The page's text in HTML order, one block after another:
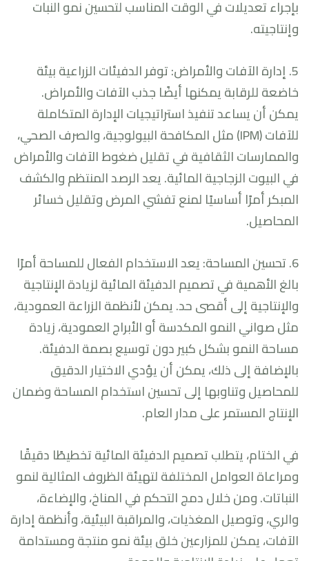
بإجراء تعديلات في الوقت المناسب لتحسين نمو النبات
وإنتاجيته.
5. إدارة الآفات والأمراض: توفر الدفيئات الزراعية بيئة
خاضعة للرقابة يمكنها أيضًا جذب الآفات والأمراض.
يمكن أن يساعد تنفيذ استراتيجيات الإدارة المتكاملة
للآفات (IPM) مثل المكافحة البيولوجية، والصرف الصحي،
والممارسات الثقافية في تقليل ضغوط الآفات والأمراض
في البيوت الزجاجية المائية. يعد الرصد المنتظم والكشف
المبكر أمرًا أساسيًا لمنع تفشي المرض وتقليل خسائر
المحاصيل.
6. تحسين المساحة: يعد الاستخدام الفعال للمساحة أمرًا
بالغ الأهمية في تصميم الدفيئة المائية لزيادة الإنتاجية
والإنتاجية إلى أقصى حد. يمكن لأنظمة الزراعة العمودية،
مثل صواني النمو المكدسة أو الأبراج العمودية، زيادة
مساحة النمو بشكل كبير دون توسيع بصمة الدفيئة.
بالإضافة إلى ذلك، يمكن أن يؤدي الاختيار الدقيق
للمحاصيل وتناوبها إلى تحسين استخدام المساحة وضمان
الإنتاج المستمر على مدار العام.
في الختام، يتطلب تصميم الدفيئة المائية تخطيطًا دقيقًا
ومراعاة العوامل المختلفة لتهيئة الظروف المثالية لنمو
النباتات. ومن خلال دمج التحكم في المناخ، والإضاءة،
والري، وتوصيل المغذيات، والمراقبة البيئية، وأنظمة إدارة
الآفات، يمكن للمزارعين خلق بيئة نمو منتجة ومستدامة